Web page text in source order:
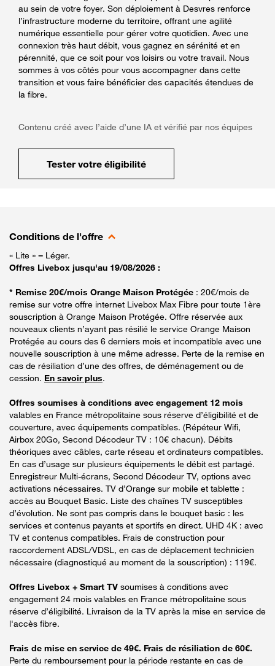
au sein de votre foyer. Son déploiement à Desvres renforce
l’infrastructure moderne du territoire, offrant une agilité
numérique essentielle pour gérer votre quotidien. Avec une
connexion très haut débit, vous gagnez en sérénité et en
pérennité, que ce soit pour vos loisirs ou votre travail. Nous
sommes à vos côtés pour vous accompagner dans cette
transition et vous faire bénéficier des capacités étendues de
la fibre.
Contenu créé avec l’aide d’une IA et vérifié par nos équipes
Tester votre éligibilité
Conditions de l'offre
« Lite » = Léger.
Offres Livebox jusqu'au 19/08/2026 :
* Remise 20€/mois Orange Maison Protégée : 20€/mois de
remise sur votre offre internet Livebox Max Fibre pour toute 1ère
souscription à Orange Maison Protégée. Offre réservée aux
nouveaux clients n’ayant pas résilié le service Orange Maison
Protégée au cours des 6 derniers mois et incompatible avec une
nouvelle souscription à une même adresse. Perte de la remise en
cas de résiliation d’une des offres, de déménagement ou de
cession. En savoir plus.
Offres soumises à conditions avec engagement 12 mois
valables en France métropolitaine sous réserve d’éligibilité et de
couverture, avec équipements compatibles. (Répéteur Wifi,
Airbox 20Go, Second Décodeur TV : 10€ chacun). Débits
théoriques avec câbles, carte réseau et ordinateurs compatibles.
En cas d’usage sur plusieurs équipements le débit est partagé.
Enregistreur Multi-écrans, Second Décodeur TV, options avec
activations nécessaires. TV d’Orange sur mobile et tablette :
accès au Bouquet Basic. Liste des chaînes TV susceptibles
d’évolution. Ne sont pas compris dans le bouquet basic : les
services et contenus payants et sportifs en direct. UHD 4K : avec
TV et contenus compatibles. Frais de construction pour
raccordement ADSL/VDSL, en cas de déplacement technicien
nécessaire (diagnostiqué au moment de la souscription) : 119€.
Offres Livebox + Smart TV soumises à conditions avec
engagement 24 mois valables en France métropolitaine sous
réserve d’éligibilité. Livraison de la TV après la mise en service de
l'accès fibre.
Frais de mise en service de 49€. Frais de résiliation de 60€.
Perte du remboursement pour la période restante en cas de